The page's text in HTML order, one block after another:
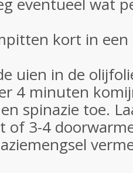
kort in
uien in de
4 minuten
spinazie toe.
of 3-4